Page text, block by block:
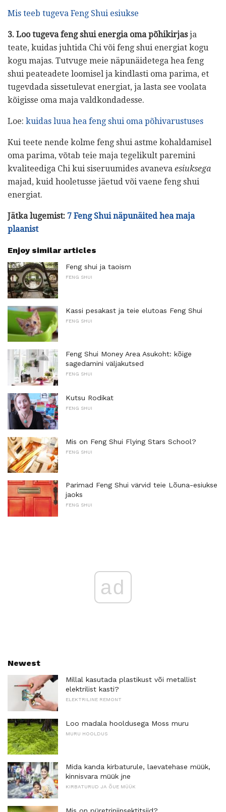
Mis teeb tugeva Feng Shui esiukse
3. Loo tugeva feng shui energia oma põhikirjasja
teate, kuidas juhtida Chi või feng shui energiat kogu
kogu majas. Tutvuge meie näpunäidetega hea feng
shui peateadete loomisel ja kindlasti oma parima, et
tugevdada sissetulevat energiat, ja lasta see voolata
kõigisse oma maja valdkondadesse.
Loe: kuidas luua hea feng shui oma põhivarustuses
Kui teete nende kolme feng shui astme kohaldamisel
oma parima, võtab teie maja tegelikult paremini
kvaliteediga Chi kui siseruumides avaneva esiuksega
majad, kuid hooletusse jäetud või vaene feng shui
energiat.
Jätka lugemist: 7 Feng Shui näpunäited hea maja
plaanist
Enjoy similar articles
Feng shui ja taoism
FENG SHUI
Kassi pesakast ja teie elutoas Feng Shui
FENG SHUI
Feng Shui Money Area Asukoht: kõige
sagedamini väljakutsed
FENG SHUI
Kutsu Rodikat
FENG SHUI
Mis on Feng Shui Flying Stars School?
FENG SHUI
Parimad Feng Shui värvid teie Lõuna-esiukse
jaoks
FENG SHUI
ad
Newest
Millal kasutada plastikust või metallist
elektrilist kasti?
ELEKTRILINE REMONT
Loo madala hooldusega Moss muru
MURU HOOLDUS
Mida kanda kirbaturule, laevatehase müük,
kinnisvara müük jne
KIRBATURUD JA ÕUE MÜÜK